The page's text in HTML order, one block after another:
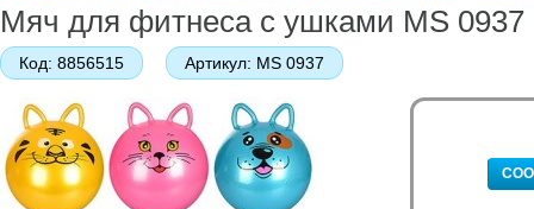
Мяч для фитнеса с ушками MS 0937
Код: 8856515 Артикул: MS 0937